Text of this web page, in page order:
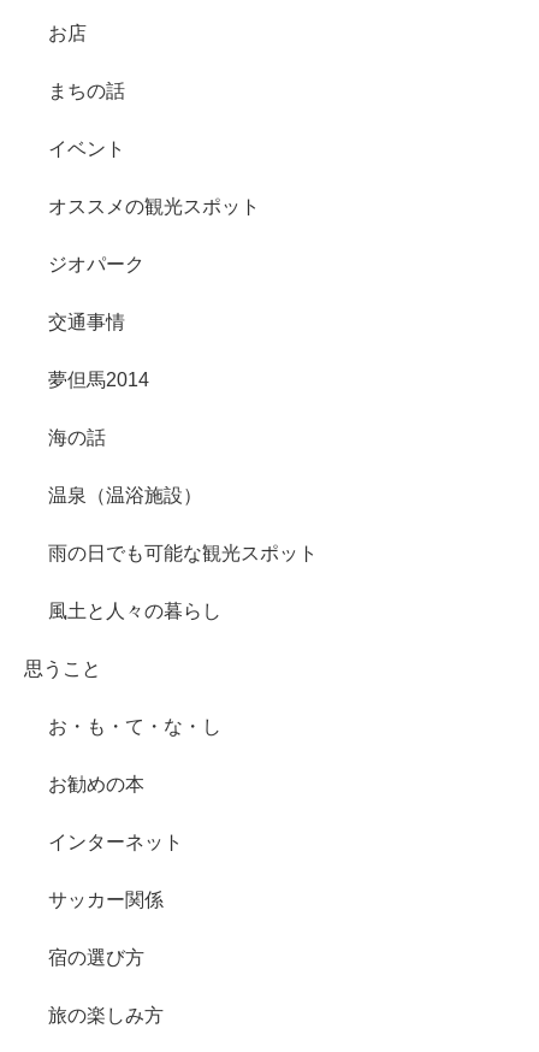
お店
まちの話
イベント
オススメの観光スポット
ジオパーク
交通事情
夢但馬2014
海の話
温泉（温浴施設）
雨の日でも可能な観光スポット
風土と人々の暮らし
思うこと
お・も・て・な・し
お勧めの本
インターネット
サッカー関係
宿の選び方
旅の楽しみ方